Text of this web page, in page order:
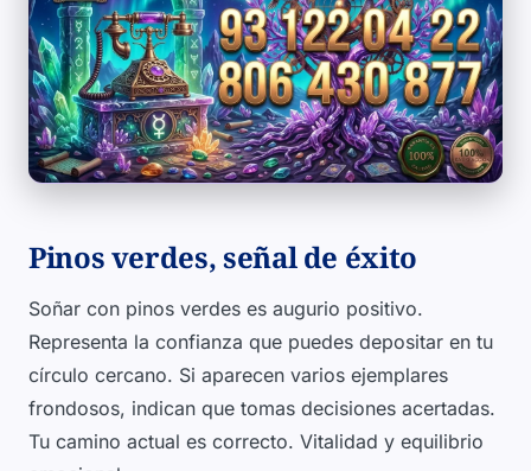
Pinos verdes, señal de éxito
Soñar con pinos verdes es augurio positivo.
Representa la confianza que puedes depositar en tu
círculo cercano. Si aparecen varios ejemplares
frondosos, indican que tomas decisiones acertadas.
Tu camino actual es correcto. Vitalidad y equilibrio